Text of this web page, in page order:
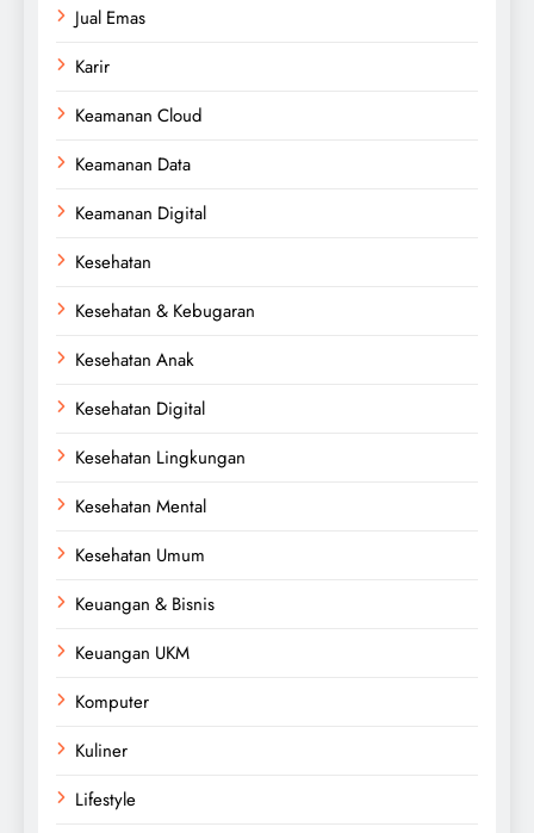
Jual Emas
Karir
Keamanan Cloud
Keamanan Data
Keamanan Digital
Kesehatan
Kesehatan & Kebugaran
Kesehatan Anak
Kesehatan Digital
Kesehatan Lingkungan
Kesehatan Mental
Kesehatan Umum
Keuangan & Bisnis
Keuangan UKM
Komputer
Kuliner
Lifestyle